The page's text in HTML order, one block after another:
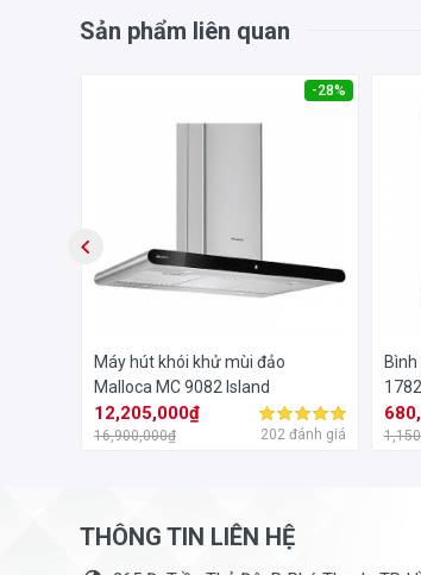
Sản phẩm liên quan
-28%
Máy hút khói khử mùi đảo
Malloca MC 9082 Island
12,205,000₫
16,900,000₫ 202 đánh giá
1782
THÔNG TIN LIÊN HỆ